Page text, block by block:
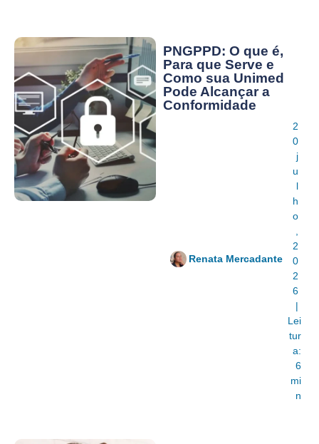
PNGPPD: O que é,
Para que Serve e
Como sua Unimed
Pode Alcançar a
Conformidade
Renata Mercadante
2
0
j
u
l
h
o
2
0
2
6
|
Lei
tur
a:
6
mi
n